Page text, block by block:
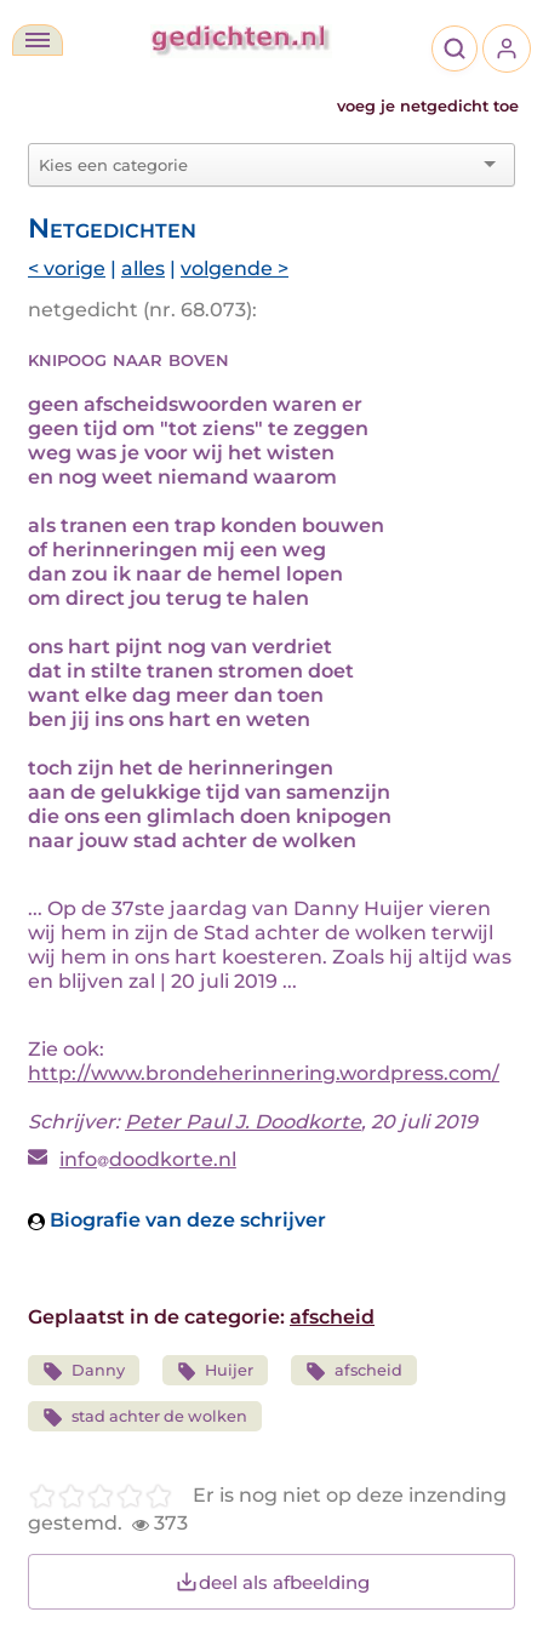
voeg je netgedicht toe
Netgedichten
< vorige | alles | volgende >
netgedicht (nr. 68.073):
knipoog naar boven
geen afscheidswoorden waren er
geen tijd om "tot ziens" te zeggen
weg was je voor wij het wisten
en nog weet niemand waarom
als tranen een trap konden bouwen
of herinneringen mij een weg
dan zou ik naar de hemel lopen
om direct jou terug te halen
ons hart pijnt nog van verdriet
dat in stilte tranen stromen doet
want elke dag meer dan toen
ben jij ins ons hart en weten
toch zijn het de herinneringen
aan de gelukkige tijd van samenzijn
die ons een glimlach doen knipogen
naar jouw stad achter de wolken
... Op de 37ste jaardag van Danny Huijer vieren
wij hem in zijn de Stad achter de wolken terwijl
wij hem in ons hart koesteren. Zoals hij altijd was
en blijven zal | 20 juli 2019 ...
Zie ook:
http://www.brondeherinnering.wordpress.com/
Schrijver: Peter Paul J. Doodkorte, 20 juli 2019
info doodkorte.nl
Biografie van deze schrijver
Geplaatst in de categorie: afscheid
Danny Huijer afscheid
stad achter de wolken
Er is nog niet op deze inzending
gestemd.
373
deel als afbeelding